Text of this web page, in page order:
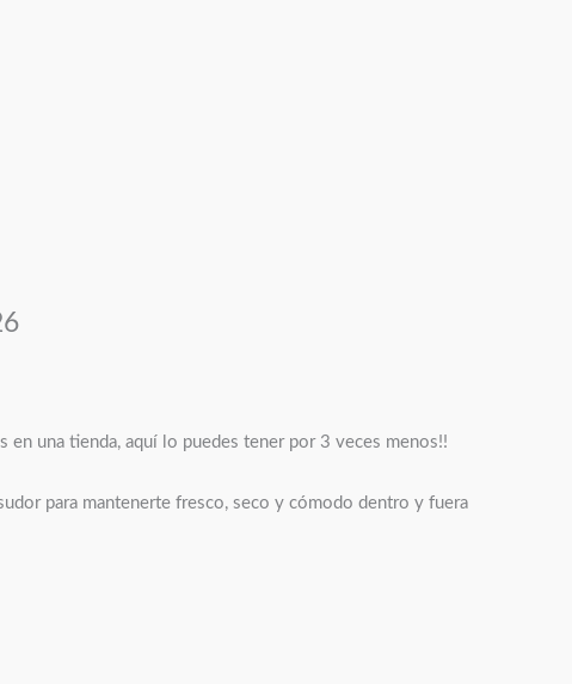
una tienda, aquí lo puedes tener por 3 veces menos!!
para mantenerte fresco, seco y cómodo dentro y fuera